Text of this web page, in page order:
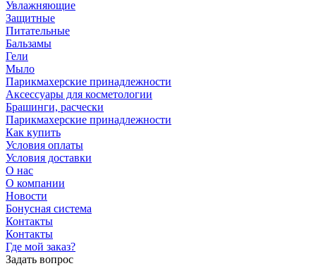
Увлажняющие
Защитные
Питательные
Бальзамы
Гели
Мыло
Парикмахерские принадлежности
Аксессуары для косметологии
Брашинги, расчески
Парикмахерские принадлежности
Как купить
Условия оплаты
Условия доставки
О нас
О компании
Новости
Бонусная система
Контакты
Контакты
Где мой заказ?
Задать вопрос